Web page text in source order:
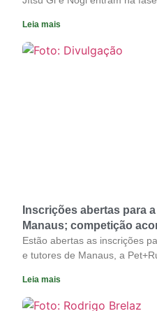
Leia mais
Inscrições abertas para
Manaus; competição
Estão abertas as inscrições
e tutores de Manaus, a
Leia mais